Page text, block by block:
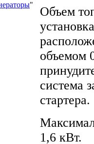
"
Объем
объемом
система
стартера.
1,6 кВт.